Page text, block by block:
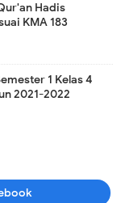
Hadis
KMA 183
1 Kelas 4
2021-2022